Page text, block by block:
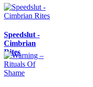
Speedslut -
Cimbrian
Rites